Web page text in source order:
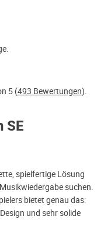
5 (493 Bewertungen).
SE
spielfertige Lösung
suchen.
bietet genau das:
und sehr solide